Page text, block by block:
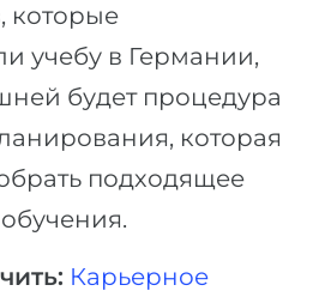
которые
учебу в Германии,
будет процедура
которая
подходящее
Карьерное